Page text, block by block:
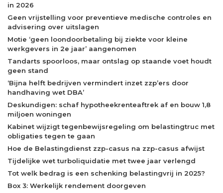
in 2026
Geen vrijstelling voor preventieve medische controles en
advisering over uitslagen
Motie ‘geen loondoorbetaling bij ziekte voor kleine
werkgevers in 2e jaar’ aangenomen
Tandarts spoorloos, maar ontslag op staande voet houdt
geen stand
‘Bijna helft bedrijven vermindert inzet zzp’ers door
handhaving wet DBA’
Deskundigen: schaf hypotheekrenteaftrek af en bouw 1,8
miljoen woningen
Kabinet wijzigt tegenbewijsregeling om belastingtruc met
obligaties tegen te gaan
Hoe de Belastingdienst zzp-casus na zzp-casus afwijst
Tijdelijke wet turboliquidatie met twee jaar verlengd
Tot welk bedrag is een schenking belastingvrij in 2025?
Box 3: Werkelijk rendement doorgeven